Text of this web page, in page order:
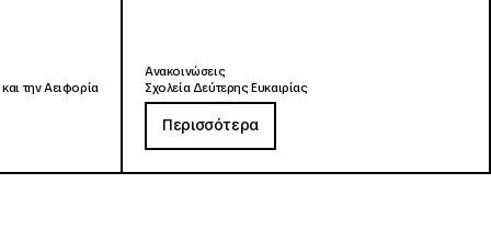
την Αειφορία
Ανακοινώσεις
Σχολεία Δεύτερης Ευκαιρίας
Περισσότερα